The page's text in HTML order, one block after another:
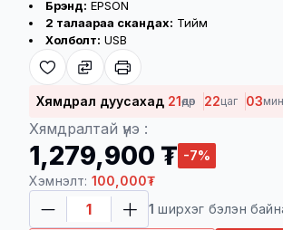
Брэнд: EPSON
2 талаараа скандах: Тийм
Холболт: USB
Хямдрал дуусахад 21өдөр 22цаг 03мин
Хямдралтай үнэ :
1,279,900 ₮ -7%
Хэмнэлт: 100,000₮
1 ширхэг бэлэн
Хүргэлтийн
Төлбөр баталгаажсан үеэс
цагийн дотор хүргэгдэнэ
100,000 төгрөг болон
үнийн дүнтэй барааг үнэгүй